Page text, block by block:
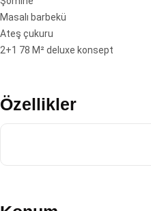
Masalı barbekü
Ateş çukuru
2+1 78 M² deluxe konsept
Özellikler